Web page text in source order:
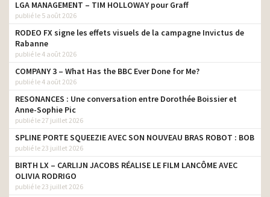
LGA MANAGEMENT – TIM HOLLOWAY pour Graff
publié le 5 août 2026
RODEO FX signe les effets visuels de la campagne Invictus de
Rabanne
publié le 4 août 2026
COMPANY 3 – What Has the BBC Ever Done for Me?
publié le 4 août 2026
RESONANCES : Une conversation entre Dorothée Boissier et
Anne-Sophie Pic
publié le 27 juillet 2026
SPLINE PORTE SQUEEZIE AVEC SON NOUVEAU BRAS ROBOT : BOB
publié le 23 juillet 2026
BIRTH LX – CARLIJN JACOBS RÉALISE LE FILM LANCÔME AVEC
OLIVIA RODRIGO
publié le 23 juillet 2026